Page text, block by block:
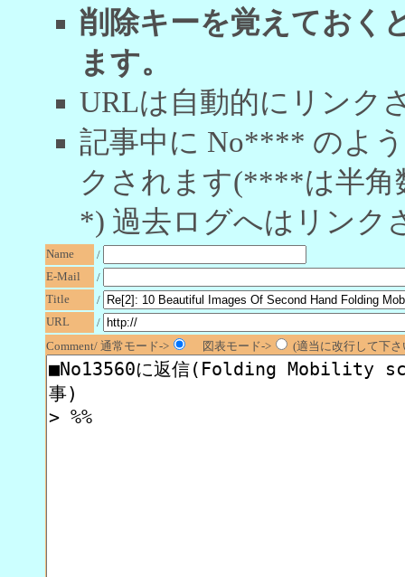
削除キーを覚えておく
ます。
URLは自動的にリンク
記事中に No**** のよ
クされます(****は半角
*) 過去ログへはリンク
Name
/
E-Mail
/
Title
/
URL
/
Comment/ 通常モード->
図表モード-> (適当に改行して下